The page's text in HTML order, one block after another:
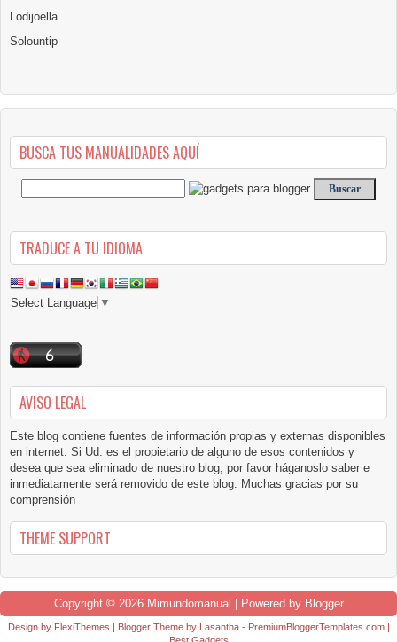
Lodijoella
Solountip
BUSCA TUS MANUALIDADES AQUÍ
TRADUCE A TU IDIOMA
Select Language ▼
AVISO LEGAL
Este blog contiene fuentes de información propias y externas disponibles
en internet. Si Ud. es el propietario de alguno de esos contenidos y
desea que sea eliminado de nuestro blog, por favor háganoslo saber e
inmediatamente será removido de este blog. Muchas gracias por su
comprensión
THEME SUPPORT
Copyright © 2026 Mimundomanual | Powered by Blogger
Design by FlexiThemes | Blogger Theme by Lasantha- PremiumBloggerTemplates.com|